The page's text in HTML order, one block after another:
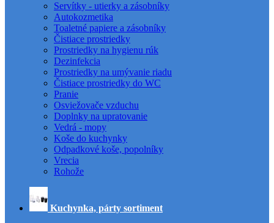
Servítky - utierky a zásobníky
Autokozmetika
Toaletné papiere a zásobníky
Čistiace prostriedky
Prostriedky na hygienu rúk
Dezinfekcia
Prostriedky na umývanie riadu
Čistiace prostriedky do WC
Pranie
Osviežovače vzduchu
Doplnky na upratovanie
Vedrá - mopy
Koše do kuchynky
Odpadkové koše, popolníky
Vrecia
Rohože
Kuchynka, párty sortiment